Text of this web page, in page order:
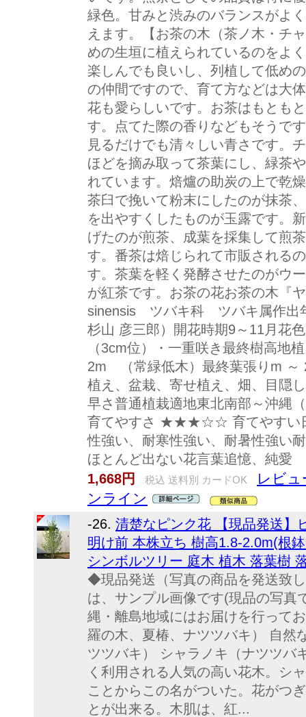
緑色。甘みと渋みのバランスがよ
えます。【お茶の木（茶ノ木・チ
めの生垣に植えられているのをよ
楽しんでも良いし、列植して低め
の仲間ですので、育て方などは大
花も愛らしいです。お茶はもとも
す。点てた際の香りなどもそうで
見るだけでも清々しい青さです。
ほどを摘み取って茶葉にし、緑茶
れています。焙爐の助炭の上で乾
茶臼で挽いて粉末にしたのが抹茶
を出やすくしたものが玉露です。
げたのが煎茶、成葉を採集して煎
す。番茶は焙じられて市販される
す。茶葉を軽く発酵させたのがウ
が紅茶です。お茶の花お茶の木『
sinensis ツバキ科 ツバキ属作出
杉山 彦三郎）開花時期9～11月花
（3cm位）・一重咲き最終樹高
2m （常緑低木）最終葉張りm
植え、盆栽、寄せ植え、畑、目隠
早さ普通植栽適地東北南部～沖縄
育てやすさ ★★★☆☆ 育てやすい
性強い、耐寒性強い、耐暑性強い
ほとんど出ない花言葉追憶、純愛
1,668円
税込 送料別 カードOK
レビュ
ンライン
-26. 清楚なピンク花 【現品発送】
明け前 本株立ち 樹高1.8-2.0m(根
シンボルツリー 庭木 植木 落葉樹
◆現品発送（写真の商品を発送致
は、サンプル画像です(現品の写
縄・離島地域にはお届けを行って
羅の木、夏椿、ナツツバキ） 自然
ツツバキ） シャラノキ（ナツツバ
く利用される人気の高い花木。シ
ことからこの名がついた。花がつ
とが出来る。木肌は、紅...